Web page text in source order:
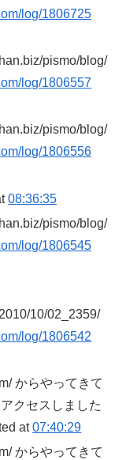
log/1806725
pismo/blog/
log/1806557
pismo/blog/
log/1806556
08:36:35
pismo/blog/
log/1806545
10/02_2359/
log/1806542
からやってきて
クセスしました
at07:40:29
からやってきて